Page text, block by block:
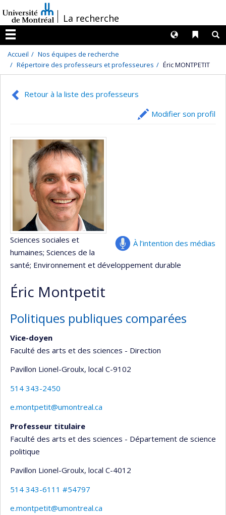
au
contenu
/La recherche
Menu
Liens
Langues
Accueil
Nos équipes de recherche
Répertoire des professeurs et professeures
Éric MONTPETIT
Retour à la liste des professeurs
Modifier son profil
À l’intention des médias
Sciences sociales et
humaines; Sciences de la
santé; Environnement et développement durable
Éric Montpetit
Politiques publiques comparées
Vice-doyen
Faculté des arts et des sciences - Direction
Pavillon Lionel-Groulx, local C-9102
514 343-2450
e.montpetit@umontreal.ca
Professeur titulaire
Faculté des arts et des sciences - Département de science
politique
Pavillon Lionel-Groulx, local C-4012
514 343-6111 #54797
e.montpetit@umontreal.ca